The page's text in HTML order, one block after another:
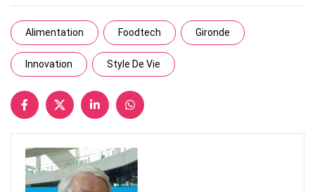
Alimentation Foodtech Gironde
Innovation Style De Vie